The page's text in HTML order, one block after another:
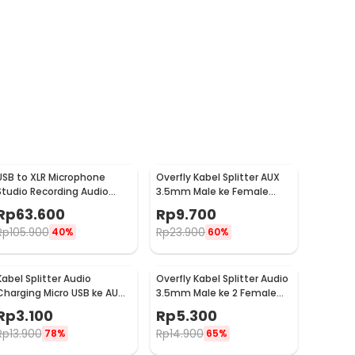
to XLR Microphone
Recording Audio
Adaptor Connector 2.8M -
63.600
105.900 40%
Overfly Kabel Splitter AUX
3.5mm Male ke Female
AV114
Rp9.700
Rp23.900 60%
Splitter Audio
Micro USB ke AUX
3.5mm + USB Male 50cm -
3.100
13.900 78%
Overfly Kabel Splitter Audio
3.5mm Male ke 2 Female
Earphone Headset 20cm -
AV111
Rp5.300
Rp14.900 65%